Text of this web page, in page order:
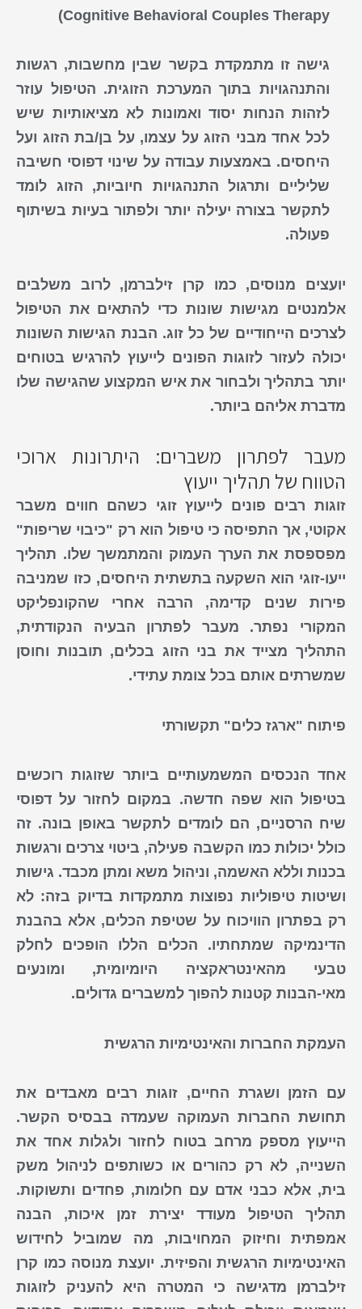
Cognitive Behavioral Couples Therapy)
גישה זו מתמקדת בקשר שבין מחשבות, רגשות
והתנהגויות בתוך המערכת הזוגית. הטיפול עוזר
לזהות הנחות יסוד ואמונות לא מציאותיות שיש
לכל אחד מבני הזוג על עצמו, על בן/בת הזוג ועל
היחסים. באמצעות עבודה על שינוי דפוסי חשיבה
שליליים ותרגול התנהגויות חיוביות, הזוג לומד
לתקשר בצורה יעילה יותר ולפתור בעיות בשיתוף
פעולה.
יועצים מנוסים, כמו קרן זילברמן, לרוב משלבים
אלמנטים מגישות שונות כדי להתאים את הטיפול
לצרכים הייחודיים של כל זוג. הבנת הגישות השונות
יכולה לעזור לזוגות הפונים לייעוץ להרגיש בטוחים
יותר בתהליך ולבחור את איש המקצוע שהגישה שלו
מדברת אליהם ביותר.
מעבר לפתרון משברים: היתרונות ארוכי
הטווח של תהליך ייעוץ
זוגות רבים פונים לייעוץ זוגי כשהם חווים משבר
אקוטי, אך התפיסה כי טיפול הוא רק "כיבוי שריפות"
מפספסת את הערך העמוק והמתמשך שלו. תהליך
ייעו-זוגי הוא השקעה בתשתית היחסים, כזו שמניבה
פירות שנים קדימה, הרבה אחרי שהקונפליקט
המקורי נפתר. מעבר לפתרון הבעיה הנקודתית,
התהליך מצייד את בני הזוג בכלים, תובנות וחוסן
שמשרתים אותם בכל צומת עתידי.
פיתוח "ארגז כלים" תקשורתי
אחד הנכסים המשמעותיים ביותר שזוגות רוכשים
בטיפול הוא שפה חדשה. במקום לחזור על דפוסי
שיח הרסניים, הם לומדים לתקשר באופן בונה. זה
כולל יכולות כמו הקשבה פעילה, ביטוי צרכים ורגשות
בכנות וללא האשמה, וניהול משא ומתן מכבד. גישות
ושיטות טיפוליות נפוצותמתמקדות בדיוק בזה: לא
רק בפתרון הוויכוח על שטיפת הכלים, אלא בהבנת
הדינמיקה שמתחתיו. הכלים הללו הופכים לחלק
טבעי מהאינטראקציה היומיומית, ומונעים
מאי-הבנות קטנות להפוך למשברים גדולים.
העמקת החברות והאינטימיות הרגשית
עם הזמן ושגרת החיים, זוגות רבים מאבדים את
תחושת החברות העמוקה שעמדה בבסיס הקשר.
הייעוץ מספק מרחב בטוח לחזור ולגלות אחד את
השנייה, לא רק כהורים או כשותפים לניהול משק
בית, אלא כבני אדם עם חלומות, פחדים ותשוקות.
תהליך הטיפול מעודד יצירת זמן איכות, הבנה
אמפתית וחיזוק המחויבות, מה שמוביל לחידוש
האינטימיות הרגשית והפיזית. יועצת מנוסה כמו קרן
זילברמן מדגישה כי המטרה היא להעניק לזוגות